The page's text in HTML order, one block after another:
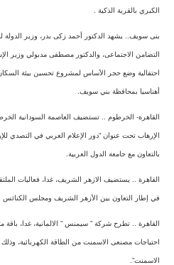
الكبري بالقرية الذكية .
بنى سويف.. يشهد الدكتور أحمد زكى بدر، وزير الدولة
التضامن الاجتماعى، والدكتور مصطفى مدبولي وزير
أهناسيا بمحافظة بني سويف.
القاهرة- الخرطوم .. تستضيف العاصمة السودانية
الإرهاب تحت عنوان “دور الإعلام العربي في التصدي
بالتعاون مع جامعة الدول العربية.
القاهرة .. يستضيف الازهر الشريف، غدا، فعاليات
في إطار التعاون بين الأزهر الشريف ومجلس الكنائس
القاهرة .. تطرح شركة ” سيمنس ” الالمانية، غدا، باقة
احتياجات مصنعى الاسمنت من الطاقة الكهربائية،
الاسمنت”.